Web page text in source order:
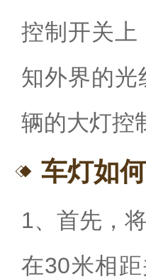
控制开关上
知外界的光
辆的大灯控
车灯如
1、首先，
在30米相